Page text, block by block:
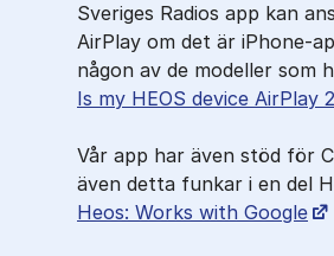
Sveriges Radios app kan
AirPlay om det är iPhone-
någon av de modeller som
Is my HEOS device AirPlay
Vår app har även stöd för
även detta funkar i en del
Heos: Works with Google